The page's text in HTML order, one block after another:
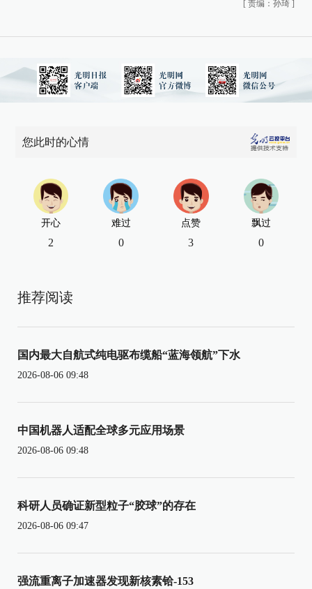
[ 责编：孙琦 ]
您此时的心情
开心
2
难过
0
点赞
3
飘过
0
推荐阅读
国内最大自航式纯电驱布缆船“蓝海领航”下水
2026-08-06 09:48
中国机器人适配全球多元应用场景
2026-08-06 09:48
科研人员确证新型粒子“胶球”的存在
2026-08-06 09:47
强流重离子加速器发现新核素铪-153